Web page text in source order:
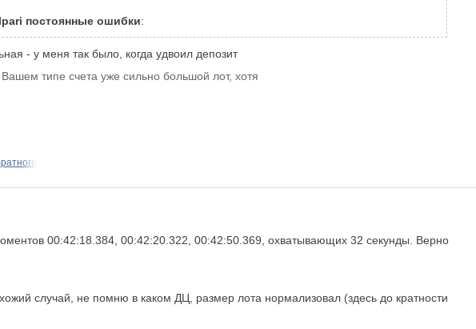
постоянные ошибки:
- у меня так было, когда удвоил депозит
типе счета уже сильно большой лот, хотя
00:42:18.384, 00:42:20.322, 00:42:50.369, охватывающих 32 секунды. Верно
случай, не помню в каком ДЦ, размер лота нормализовал (здесь до кратности